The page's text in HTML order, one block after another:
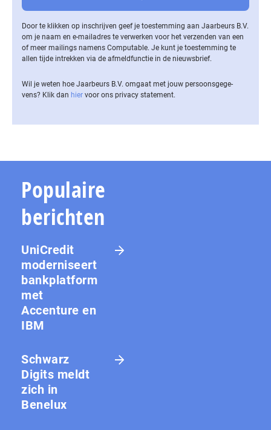
Door te klikken op inschrijven geef je toestemming aan Jaarbeurs B.V.
om je naam en e-mailadres te verwerken voor het verzenden van een
of meer mailings namens Computable. Je kunt je toestemming te
allen tijde intrekken via de af­meld­func­tie in de nieuwsbrief.
Wil je weten hoe Jaarbeurs B.V. omgaat met jouw per­soons­ge­ge­
vens? Klik dan hier voor ons privacy statement.
Populaire
berichten
UniCredit
moderniseert
bankplatform
met
Accenture en
IBM
Schwarz
Digits meldt
zich in
Benelux